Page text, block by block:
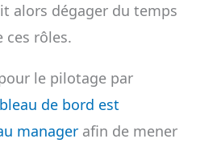
alors dégager du temps
ces rôles.
le pilotage par
de bord est
managerafin de mener